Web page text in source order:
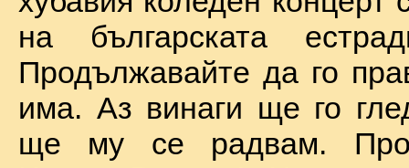
на българската
Продължавайте да го
има. Аз винаги ще го
ще му се радвам.